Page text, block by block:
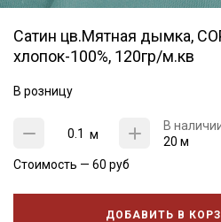
Сатин цв.Мятная дымка,
хлопок-100%, 120гр/м.кв
В розницу
м
В
20 м
Стоимость — 60 руб
ДОБАВИТЬ В